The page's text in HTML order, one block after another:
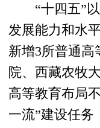
“十四五”以
发展能力和水
新增3所普通高
院、西藏农牧
高等教育布局
一流”建设任务